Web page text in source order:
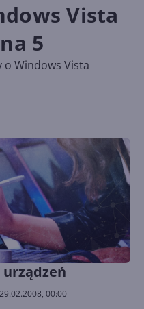
Vista
5
o Windows Vista
urządzeń
29.02.2008, 00:00